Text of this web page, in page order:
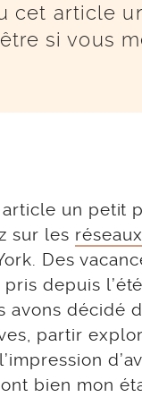
cet article
si vous
article un
sur les
Des
depuis
avons décidé
partir
bien mon